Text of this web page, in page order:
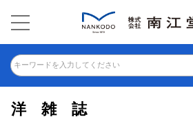
キーワードを入力してください
洋雑誌